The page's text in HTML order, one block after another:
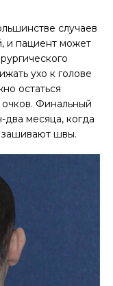
случаев
и пациент может
ухо к голове
остаться
Финальный
два месяца, когда
зашивают швы.